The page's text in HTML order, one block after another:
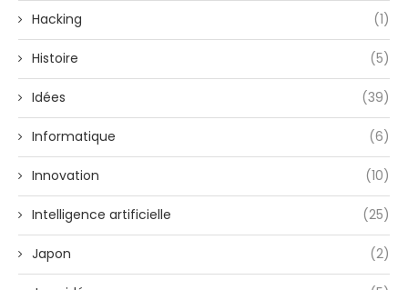
Hacking (1)
Histoire (5)
Idées (39)
Informatique (6)
Innovation (10)
Intelligence artificielle (25)
Japon (2)